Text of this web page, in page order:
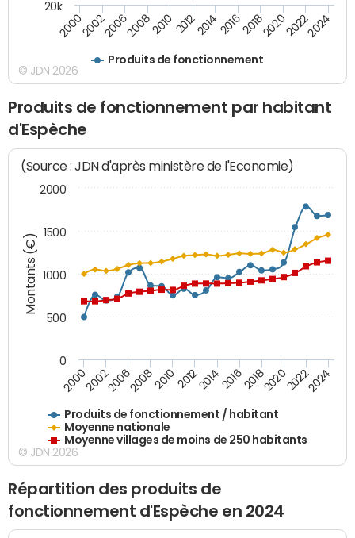
Produits de fonctionnement
20002002200620082010 2012201420162018202020222024
20k
© JDN 2026
Produits de fonctionnement par habitant
d'Espèche
Montants (€)
(Source : JDN d'après ministère de l'Economie)
Produits de fonctionnement / habitant
Moyenne nationale
Moyenne villages de moins de 250 habitants
200020022006200820102012201420162018202020222024
0
500
1000
1500
2000
© JDN 2026
Répartition des produits de
fonctionnement d'Espèche en 2024